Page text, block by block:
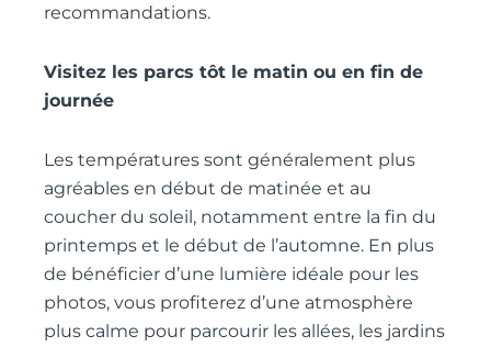
recommandations.
Visitez les parcs tôt le matin ou en fin de
journée
Les températures sont généralement plus
agréables en début de matinée et au
coucher du soleil, notamment entre la fin du
printemps et le début de l’automne. En plus
de bénéficier d’une lumière idéale pour les
photos, vous profiterez d’une atmosphère
plus calme pour parcourir les allées, les jardins